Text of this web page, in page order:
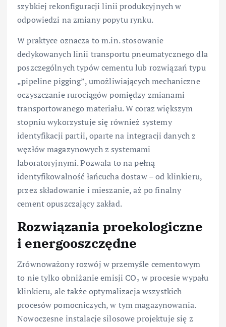
szybkiej rekonfiguracji linii produkcyjnych w
odpowiedzi na zmiany popytu rynku.
W praktyce oznacza to m.in. stosowanie
dedykowanych linii transportu pneumatycznego dla
poszczególnych typów cementu lub rozwiązań typu
„pipeline pigging”, umożliwiających mechaniczne
oczyszczanie rurociągów pomiędzy zmianami
transportowanego materiału. W coraz większym
stopniu wykorzystuje się również systemy
identyfikacji partii, oparte na integracji danych z
węzłów magazynowych z systemami
laboratoryjnymi. Pozwala to na pełną
identyfikowalność łańcucha dostaw – od klinkieru,
przez składowanie i mieszanie, aż po finalny
cement opuszczający zakład.
Rozwiązania proekologiczne
i energooszczędne
Zrównoważony rozwój w przemyśle cementowym
to nie tylko obniżanie emisji CO₂ w procesie wypału
klinkieru, ale także optymalizacja wszystkich
procesów pomocniczych, w tym magazynowania.
Nowoczesne instalacje silosowe projektuje się z